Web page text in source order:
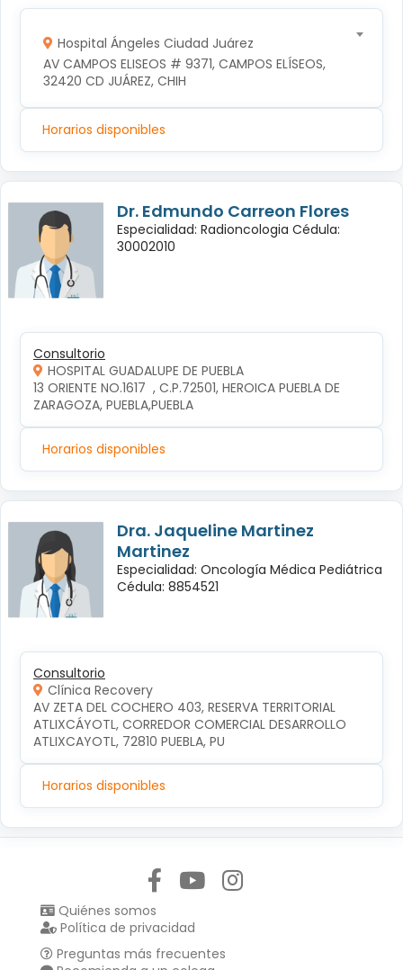
Hospital Ángeles Ciudad Juárez
AV CAMPOS ELISEOS # 9371, CAMPOS ELÍSEOS,
32420 CD JUÁREZ, CHIH
Horarios disponibles
Dr. Edmundo Carreon Flores
Especialidad: Radioncologia Cédula:
30002010
Consultorio
HOSPITAL GUADALUPE DE PUEBLA
13 ORIENTE NO.1617  , C.P.72501, HEROICA PUEBLA DE
ZARAGOZA, PUEBLA,PUEBLA
Horarios disponibles
Dra. Jaqueline Martinez
Martinez
Especialidad: Oncología Médica Pediátrica
Cédula: 8854521
Consultorio
Clínica Recovery
AV ZETA DEL COCHERO 403, RESERVA TERRITORIAL
ATLIXCÁYOTL, CORREDOR COMERCIAL DESARROLLO
ATLIXCAYOTL, 72810 PUEBLA, PU
Horarios disponibles
Quiénes somos
Política de privacidad
Preguntas más frecuentes